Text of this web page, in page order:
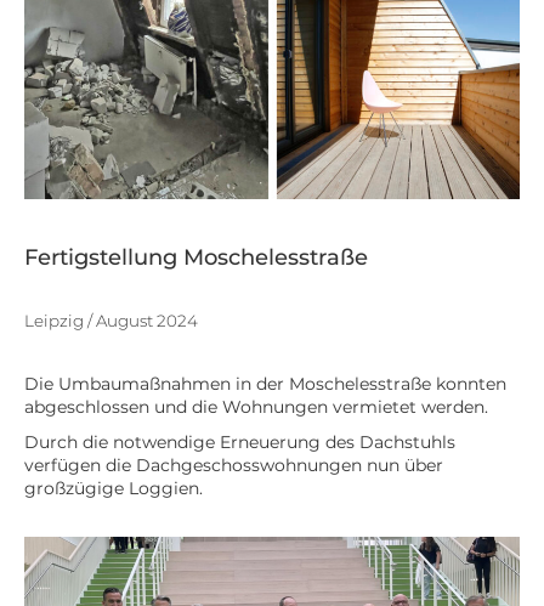
Fertigstellung Moschelesstraße
Leipzig / August 2024
Die Umbaumaßnahmen in der Moschelesstraße konnten
abgeschlossen und die Wohnungen vermietet werden.
Durch die notwendige Erneuerung des Dachstuhls
verfügen die Dachgeschosswohnungen nun über
großzügige Loggien.